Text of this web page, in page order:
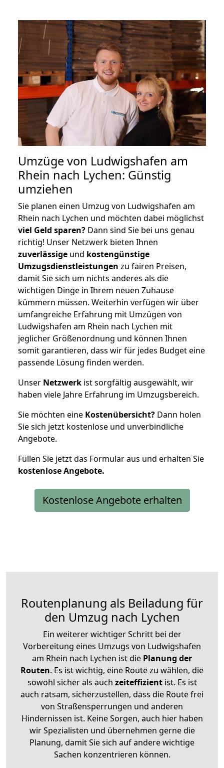
Umzüge von Ludwigshafen am
Rhein nach Lychen: Günstig
umziehen
Sie planen einen Umzug von Ludwigshafen am
Rhein nach Lychen und möchten dabei möglichst
viel Geld sparen? Dann sind Sie bei uns genau
richtig! Unser Netzwerk bieten Ihnen
zuverlässige und kostengünstige
Umzugsdienstleistungen zu fairen Preisen,
damit Sie sich um nichts anderes als die
wichtigen Dinge in Ihrem neuen Zuhause
kümmern müssen. Weiterhin verfügen wir über
umfangreiche Erfahrung mit Umzügen von
Ludwigshafen am Rhein nach Lychen mit
jeglicher Größenordnung und können Ihnen
somit garantieren, dass wir für jedes Budget eine
passende Lösung finden werden.
Unser Netzwerk ist sorgfältig ausgewählt, wir
haben viele Jahre Erfahrung im Umzugsbereich.
Sie möchten eine Kostenübersicht? Dann holen
Sie sich jetzt kostenlose und unverbindliche
Angebote.
Füllen Sie jetzt das Formular aus und erhalten Sie
kostenloseAngebote.
Kostenlose Angebote erhalten
Routenplanung als Beiladung für
den Umzug nach Lychen
Ein weiterer wichtiger Schritt bei der
Vorbereitung eines Umzugs von Ludwigshafen
am Rhein nach Lychen ist die Planung der
Routen. Es ist wichtig, eine Route zu wählen, die
sowohl sicher als auch zeiteffizientist. Es ist
auch ratsam, sicherzustellen, dass die Route frei
von Straßensperrungen und anderen
Hindernissen ist. Keine Sorgen, auch hier haben
wir Spezialisten und übernehmen gerne die
Planung, damit Sie sich auf andere wichtige
Sachen konzentrieren können.